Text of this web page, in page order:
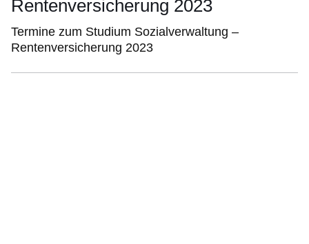
Rentenversicherung 2023
Termine zum Studium Sozialverwaltung –
Rentenversicherung 2023